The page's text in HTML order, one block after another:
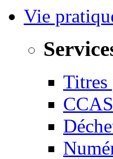
Vie
Titres
CCAS